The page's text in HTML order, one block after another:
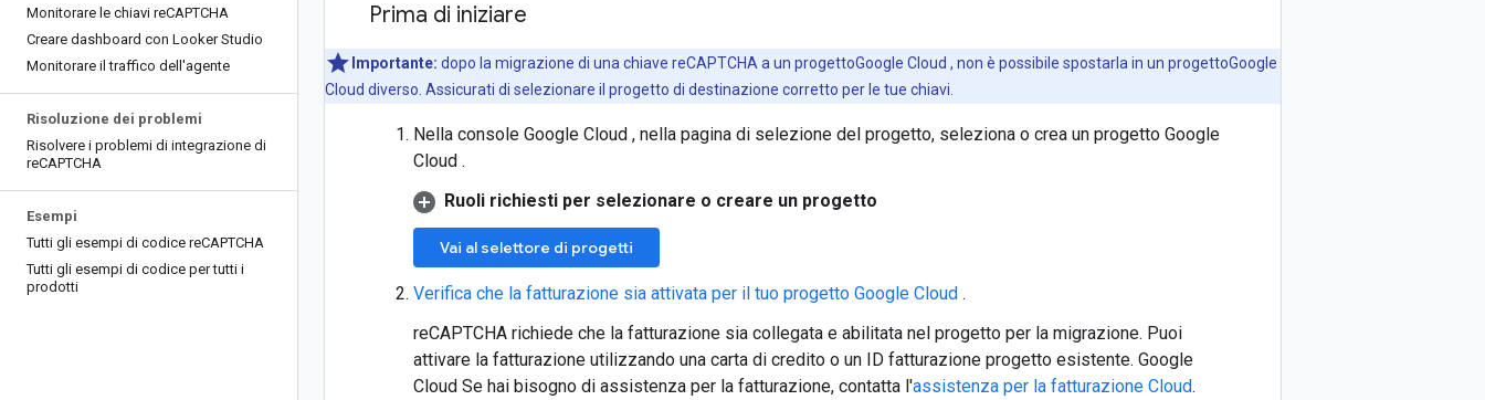
Monitorare le chiavi reCAPTCHA
Creare dashboard con Looker Studio
Monitorare il traffico dell'agente
Risoluzione dei problemi
Risolvere i problemi di integrazione di
reCAPTCHA
Esempi
Tutti gli esempi di codice reCAPTCHA
Tutti gli esempi di codice per tutti i
prodotti
Prima di iniziare
Importante: dopo la migrazione di una chiave reCAPTCHA a un progettoGoogle Cloud , non è possibile spostarla in un progettoGoogle
Cloud diverso. Assicurati di selezionare il progetto di destinazione corretto per le tue chiavi.
Nella console Google Cloud , nella pagina di selezione del progetto, seleziona o crea un progetto Google
Cloud .
Ruoli richiesti per selezionare o creare un progetto
Vai al selettore di progetti
Verifica che la fatturazione sia attivata per il tuo progetto Google Cloud .
reCAPTCHA richiede che la fatturazione sia collegata e abilitata nel progetto per la migrazione. Puoi
attivare la fatturazione utilizzando una carta di credito o un ID fatturazione progetto esistente. Google
Cloud Se hai bisogno di assistenza per la fatturazione, contatta l'assistenza per la fatturazione Cloud.